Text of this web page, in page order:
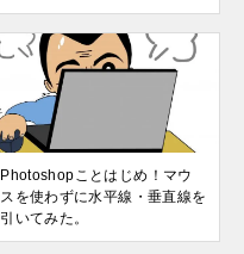
Photoshopことはじめ！マウ
スを使わずに水平線・垂直線を
引いてみた。